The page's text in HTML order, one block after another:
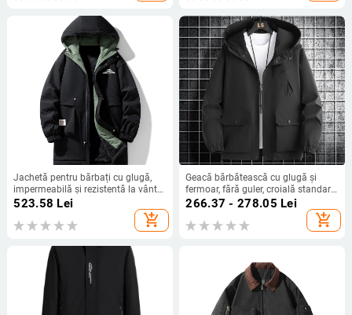
Jachetă pentru bărbați cu glugă,
impermeabilă și rezistentă la vânt
(căptușeală de fleece, lungime
523.58 Lei
add_shopping_cart
Geacă bărbătească cu glugă și
fermoar, fără guler, croială standard,
buzunare patch
266.37 - 278.05 Lei
add_shopping_cart